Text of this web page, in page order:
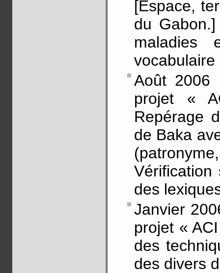
[Espace,
du
maladies
Août 2006
projet «
Repérage
de Baka
Vérification
des
Janvier
projet «
des
des divers